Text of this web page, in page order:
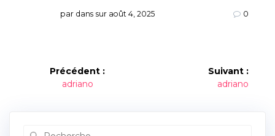
par dans sur août 4, 2025 0
Navigation
Précédent :
Article
adriano
Suivant :
Article
adriano